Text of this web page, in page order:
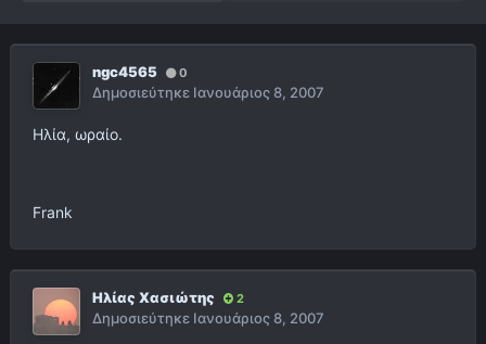
ngc4565 0
Δημοσιεύτηκε Ιανουάριος 8, 2007
Ηλία, ωραίο.
Frank
Ηλίας Χασιώτης 2
Δημοσιεύτηκε Ιανουάριος 8, 2007